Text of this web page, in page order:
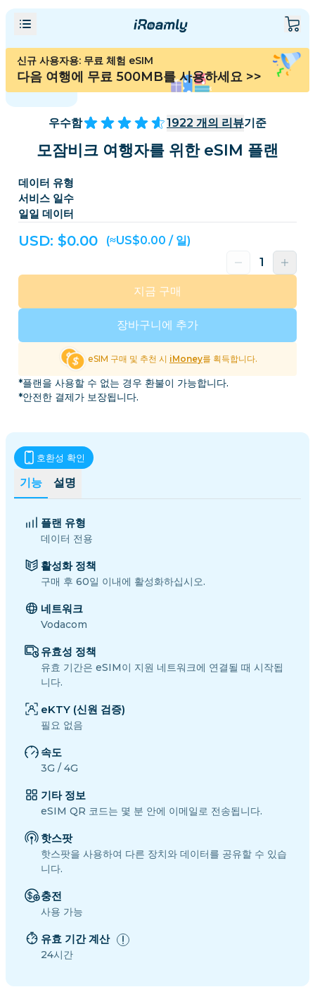
신규 사용자용: 무료 체험 eSIM
다음 여행에 무료 500MB를 사용하세요 >>
우수함 1922 개의 리뷰기준
모잠비크 여행자를 위한 eSIM 플랜
데이터 유형
서비스 일수
일일 데이터
USD: $0.00 (≈US$0.00 / 일)
장바구니에 추가
지금 구매
eSIM 구매 및 추천 시 iMoney를 획득합니다.
*플랜을 사용할 수 없는 경우 환불이 가능합니다.
*안전한 결제가 보장됩니다.
기능 설명
호환성 확인
플랜 유형
데이터 전용
활성화 정책
구매 후 60일 이내에 활성화하십시오.
네트워크
Vodacom
유효성 정책
유효 기간은 eSIM이 지원 네트워크에 연결될 때 시작됩
니다.
eKTY (신원 검증)
필요 없음
속도
3G / 4G
기타 정보
eSIM QR 코드는 몇 분 안에 이메일로 전송됩니다.
핫스팟
핫스팟을 사용하여 다른 장치와 데이터를 공유할 수 있습
니다.
충전
사용 가능
유효 기간 계산
24시간